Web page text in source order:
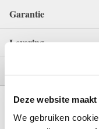
Deze website
We gebruiken
Garantie
Levering